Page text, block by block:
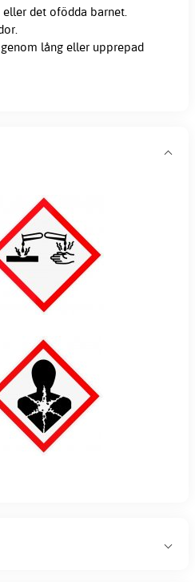
det ofödda barnet.
lång eller upprepad